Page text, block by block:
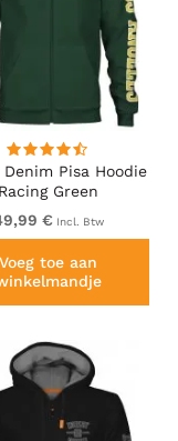
Denim Pisa Hoodie
Racing Green
€ Incl. Btw
Voeg toe aan